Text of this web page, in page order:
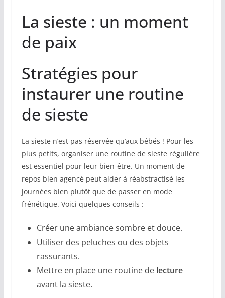
La sieste : un moment
de paix
Stratégies pour
instaurer une routine
de sieste
La sieste n’est pas réservée qu’aux bébés ! Pour les
plus petits, organiser une routine de sieste régulière
est essentiel pour leur bien-être. Un moment de
repos bien agencé peut aider à réabstractisé les
journées bien plutôt que de passer en mode
frénétique. Voici quelques conseils :
Créer une ambiance sombre et douce.
Utiliser des peluches ou des objets
rassurants.
Mettre en place une routine de lecture
avant la sieste.